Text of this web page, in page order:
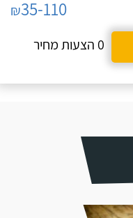
₪35-110
0 הצעות מחיר